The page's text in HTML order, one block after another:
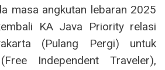
masa angkutan lebaran 2025
KA Java Priority relasi
(Pulang Pergi) untuk
Independent Traveler),